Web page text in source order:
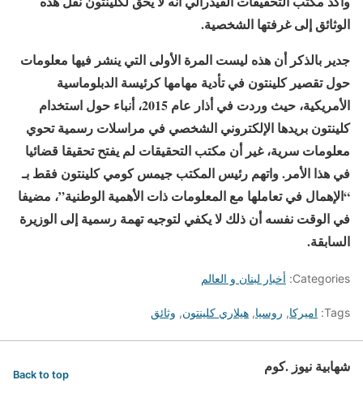
الوثائق إلى غرفتها الشخصية.
جدير بالذكر أن هذه ليست المرة الأولى التي ينشر فيها معلومات
حول تقصير كلينتون في تأدية مهامها كرئيسة الدبلوماسية
الأمريكية، حيث وردت في أذار عام 2015، أنباء حول استخدام
كلينتون بريدها الإلكتروني الشخصي في مراسلات رسمية تحوي
معلومات سرية، غير أن مكتب التحقيقات لم يفتح تحقيقا قضائيا
في هذا الأمر. واتهم رئيس المكتب جيمس كومي كلينتون فقط بـ
“الإهمال في تعاملها مع المعلومات ذات الأهمية الوطنية”، مضيفا
في الوقت نفسه أن ذلك لا يكفي لتوجيه تهمة رسمية إلى الوزيرة
السابقة.
Categories: أخبار لبنان و العالم
Tags: اميركا, روسيا, هيلاري كلينتون, وثائق
شهابية نيوز .كوم Back to top